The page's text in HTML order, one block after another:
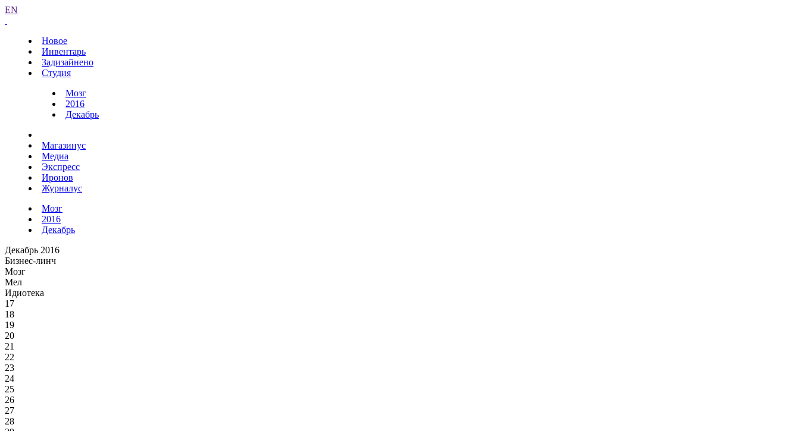
EN
Новое
Инвентарь
Задизайнено
Студия
Мозг
2016
Декабрь
Магазинус
Медиа
Экспресс
Иронов
Журналус
Мозг
2016
Декабрь
Декабрь 2016
Бизнес-линч
Мозг
Мел
Идиотека
17
18
19
20
21
22
23
24
25
26
27
28